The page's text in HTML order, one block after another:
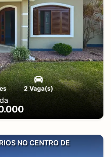
2 Vaga(s)
NO CENTRO DE